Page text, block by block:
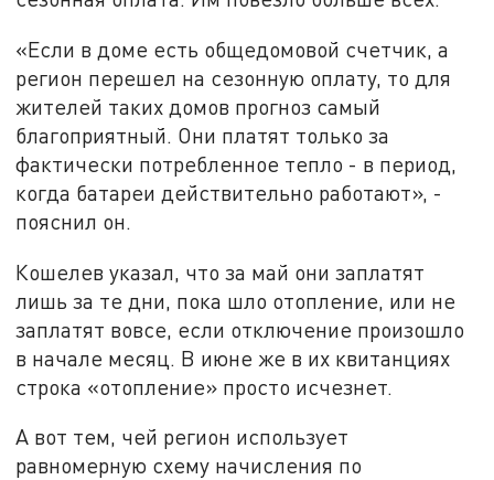
«Если в доме есть общедомовой счетчик, а
регион перешел на сезонную оплату, то для
жителей таких домов прогноз самый
благоприятный. Они платят только за
фактически потребленное тепло - в период,
когда батареи действительно работают», -
пояснил он.
Кошелев указал, что за май они заплатят
лишь за те дни, пока шло отопление, или не
заплатят вовсе, если отключение произошло
в начале месяц. В июне же в их квитанциях
строка «отопление» просто исчезнет.
А вот тем, чей регион использует
равномерную схему начисления по